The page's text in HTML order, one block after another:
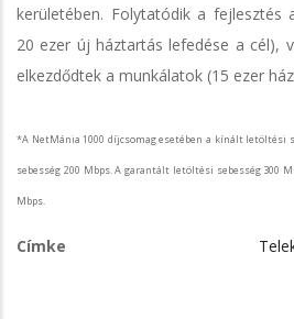
kerületében. Folytatódik a fejlesztés
20 ezer új háztartás lefedése a cél),
elkezdődtek a munkálatok (15 ezer
*A NetMánia 1000 díjcsomag esetében a kínált letöltési
sebesség 200 Mbps. A garantált letöltési sebesség 300
Mbps.
Címke